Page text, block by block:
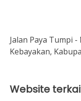
Jalan Paya Tumpi -
Kebayakan,
Website